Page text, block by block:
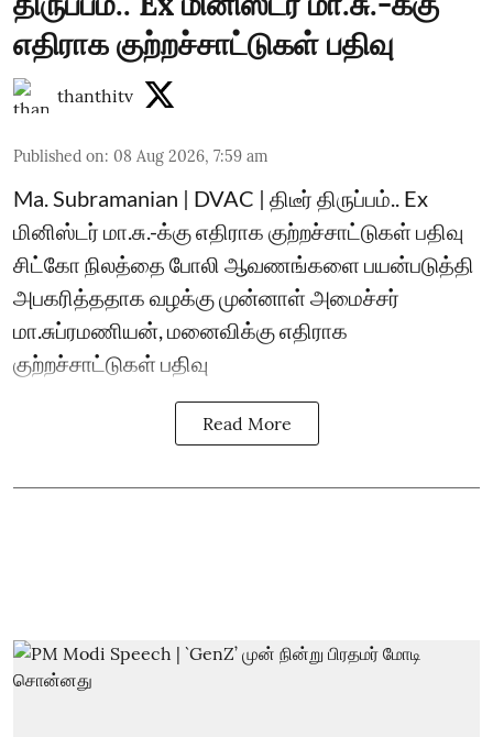
எதிராக குற்றச்சாட்டுகள் பதிவு
thanthitv
Published on: 08 Aug 2026, 7:59 am
Ma. Subramanian | DVAC | திடீர் திருப்பம்.. Ex
மினிஸ்டர் மா.சு.-க்கு எதிராக குற்றச்சாட்டுகள் பதிவு
சிட்கோ நிலத்தை போலி ஆவணங்களை பயன்படுத்தி
அபகரித்ததாக வழக்கு முன்னாள் அமைச்சர்
மா.சுப்ரமணியன், மனைவிக்கு எதிராக
குற்றச்சாட்டுகள் பதிவு
Read More